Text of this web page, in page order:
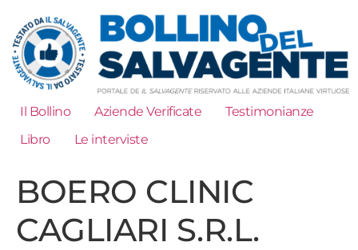
Il Bollino Aziende Verificate
Testimonianze
Libro
Le interviste
BOERO CLINIC
CAGLIARI S.R.L.